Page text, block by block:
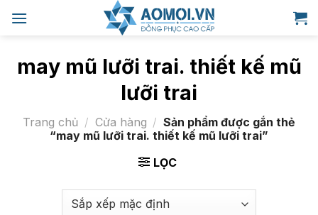
qua
dungmay mũ lưỡi trai. thiết kế mũ
lưỡi trai
Trang chủ / Cửa hàng / Sản phẩm được gắn thẻ
“may mũ lưỡi trai. thiết kế mũ lưỡi trai”
LỌC